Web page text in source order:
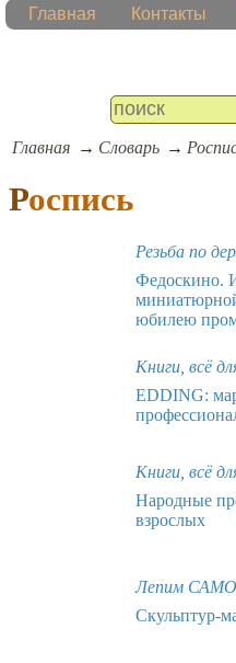
Главная Контакты
Главная Словарь
Роспись
Резьба по
Федоскино.
юбилею
Книги, всё
EDDING:
Книги, всё
Народные
взрослых
Лепим
Скульптур-